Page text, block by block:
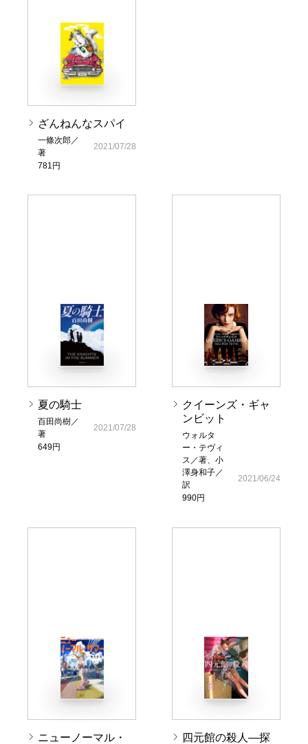
ざんねんなスパイ
一條次郎／
著
781円
2021/07/28
夏の騎士
百田尚樹／
著
649円
2021/07/28
クイーンズ・ギャ
ンビット
ウォルタ
ー・テヴィ
ス／著、小
澤身和子／
訳
990円
2021/06/24
ニューノーマル・
四元館の殺人―探